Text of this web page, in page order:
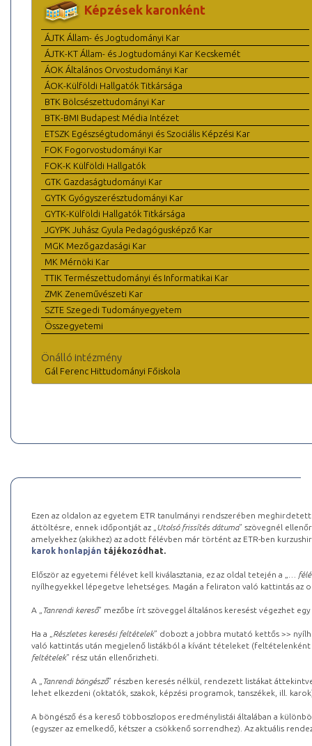
Képzések karonként
ÁJTK Állam- és Jogtudományi Kar
ÁJTK-KT Állam- és Jogtudományi Kar Kecskemét
ÁOK Általános Orvostudományi Kar
ÁOK-Külföldi Hallgatók Titkársága
BTK Bölcsészettudományi Kar
BTK-BMI Budapest Média Intézet
ETSZK Egészségtudományi és Szociális Képzési Kar
FOK Fogorvostudományi Kar
FOK-K Külföldi Hallgatók
GTK Gazdaságtudományi Kar
GYTK Gyógyszerésztudományi Kar
GYTK-Külföldi Hallgatók Titkársága
JGYPK Juhász Gyula Pedagógusképző Kar
MGK Mezőgazdasági Kar
MK Mérnöki Kar
TTIK Természettudományi és Informatikai Kar
ZMK Zeneművészeti Kar
SZTE Szegedi Tudományegyetem
Összegyetemi
Önálló intézmény
Gál Ferenc Hittudományi Főiskola
Ezen az oldalon az egyetem ETR tanulmányi rendszerében
áttöltésre, ennek időpontját az „ Utolsó frissítés dátuma” szövegnél
amelyekhez (akikhez) az adott félévben már történt az ETR-ben
karok honlapján tájékozódhat.
Először az egyetemi félévet kell kiválasztania, ez az oldal tetején a „
…
nyílhegyekkel lépegetve lehetséges. Magán a feliraton való kattintás az
A „ Tanrendi kereső” mezőbe írt szöveggel általános keresést végezhet
Ha a „ Részletes keresési feltételek” dobozt a jobbra mutató kettős >>
való kattintás után megjelenő listákból a kívánt tételeket (feltételenként
feltételek” rész után ellenőrizheti.
A „ Tanrendi böngésző” részben keresés nélkül, rendezett listákat
lehet elkezdeni (oktatók, szakok, képzési programok, tanszékek, ill.
A böngésző és a kereső többoszlopos eredménylistái általában a
(egyszer az emelkedő, kétszer a csökkenő sorrendhez). Az aktuális